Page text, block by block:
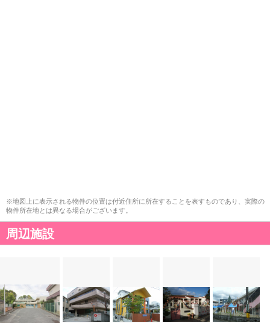
※地図上に表示される物件の位置は付近住所に所在することを表すものであり、実際の
物件所在地とは異なる場合がございます。
周辺施設